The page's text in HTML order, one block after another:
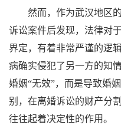
然而，作为武汉地区
诉讼案件后发现，法律对
界定，有着非常严谨的逻
病确实侵犯了另一方的知
婚姻“无效”，而是导致婚
别，在离婚诉讼的财产分
往往起着决定性的作用。